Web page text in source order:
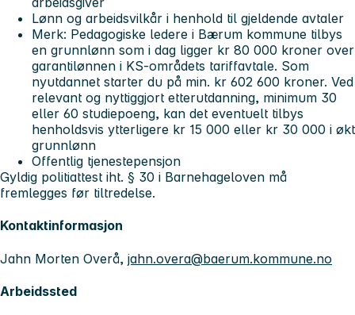
Lønn og arbeidsvilkår i henhold til gjeldende avtaler
Merk: Pedagogiske ledere i Bærum kommune tilbys
en grunnlønn som i dag ligger kr 80 000 kroner over
garantilønnen i KS-områdets tariffavtale. Som
nyutdannet starter du på min. kr 602 600 kroner. Ved
relevant og nyttiggjort etterutdanning, minimum 30
eller 60 studiepoeng, kan det eventuelt tilbys
henholdsvis ytterligere kr 15 000 eller kr 30 000 i økt
grunnlønn
Offentlig tjenestepensjon
Gyldig politiattest iht. § 30 i Barnehageloven må
fremlegges før tiltredelse.
Kontaktinformasjon
Jahn Morten Overå, jahn.overa@baerum.kommune.no
Arbeidssted